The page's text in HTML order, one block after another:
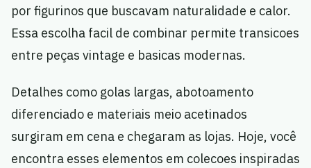
por figurinos que buscavam naturalidade e calor.
Essa escolha facil de combinar permite transicoes
entre peças vintage e basicas modernas.
Detalhes como golas largas, abotoamento
diferenciado e materiais meio acetinados
surgiram em cena e chegaram as lojas. Hoje, você
encontra esses elementos em colecoes inspiradas